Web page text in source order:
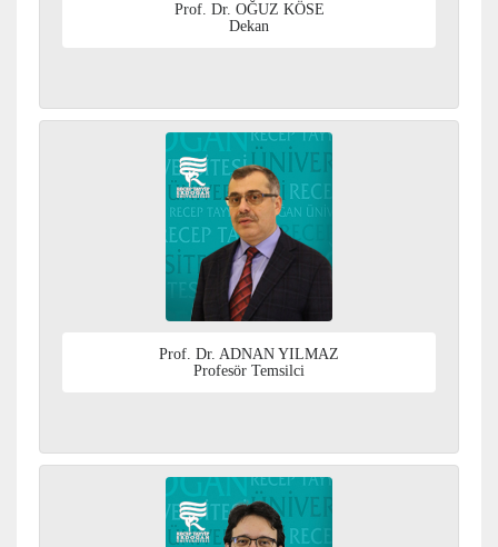
Prof. Dr. OĞUZ KÖSE
Dekan
Prof. Dr. ADNAN YILMAZ
Profesör Temsilci